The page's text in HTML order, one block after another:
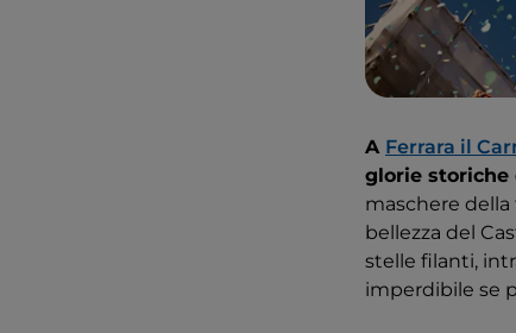
A Ferrara il
glorie storiche
maschere
bellezza del
stelle filanti,
imperdibile se